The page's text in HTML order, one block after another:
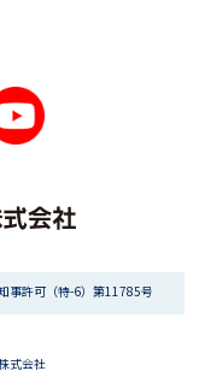
事許可（特-6）第11785号
式会社